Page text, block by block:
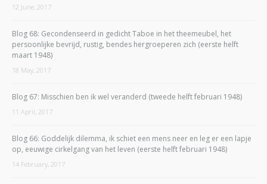
12 June, 2017
Blog 68: Gecondenseerd in gedicht Taboe in het theemeubel, het
persoonlijke bevrijd, rustig, bendes hergroeperen zich (eerste helft
maart 1948)
18 May, 2017
Blog 67: Misschien ben ik wel veranderd (tweede helft februari 1948)
11 April, 2017
Blog 66: Goddelijk dilemma, ik schiet een mens neer en leg er een lapje
op, eeuwige cirkelgang van het leven (eerste helft februari 1948)
14 February, 2017